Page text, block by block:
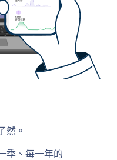
然。
季、每一年的